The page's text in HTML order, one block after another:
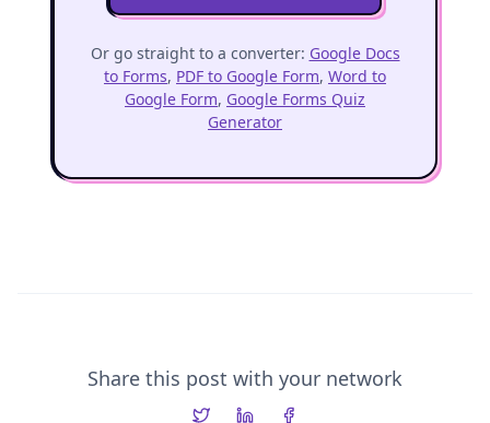
Or go straight to a converter: Google Docs
to Forms, PDF to Google Form, Word to
Google Form, Google Forms Quiz
Generator
Share this post with your network